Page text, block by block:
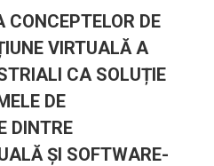
DE
VIRTUALĂ A
CA SOLUȚIE
DE
DINTRE
ȘI SOFTWARE-